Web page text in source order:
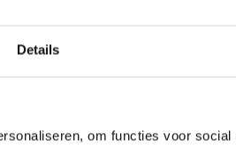
Details
om functies voor social
aan mezelf te werken door
out te doen. Hierdoor
ook al verandert er eigenlijk